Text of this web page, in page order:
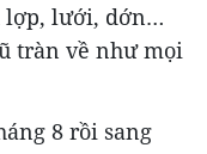
lợp, lưới, dớn…
tràn về như mọi
8 rồi sang